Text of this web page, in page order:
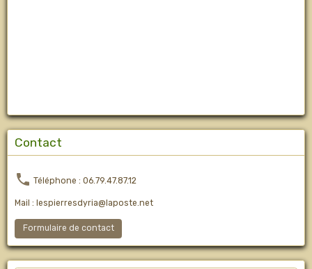
Contact
Téléphone : 06.79.47.87.12
Mail : lespierresdyria@laposte.net
Formulaire de contact